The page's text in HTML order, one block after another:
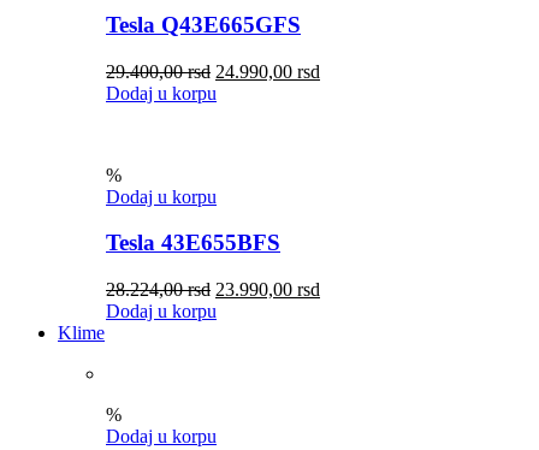
Tesla Q43E665GFS
29.400,00rsd 24.990,00 rsd
Dodaj u korpu
%
Dodaj u korpu
Tesla 43E655BFS
28.224,00rsd 23.990,00 rsd
Dodaj u korpu
Klime
%
Dodaj u korpu